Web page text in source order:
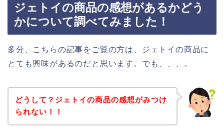
ジェトイの商品の感想があるかどう
かについて調べてみました！
多分、こちらの記事をご覧の方は、ジェトイの商品に
とても興味があるのだと思います。でも、、、。
どうして？ジェトイの商品の感想がみつけ
られない！！